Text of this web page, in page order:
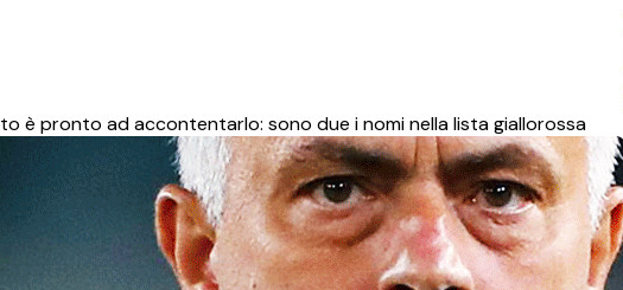
è pronto ad accontentarlo: sono due i nomi nella lista giallorossa